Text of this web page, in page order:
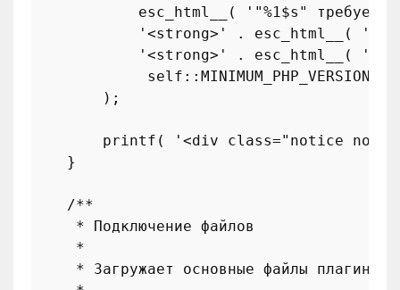
esc_html__
(
'"%1$s" требует
'<strong>'
. esc_html__ (
'<strong>'
. esc_html__ (
self :: MINIMUM_PHP_VERSION
        );
printf (
'<div class="notice
    }
/**
     * Подключение файлов
     *
     * Загружает основные файлы плагина.